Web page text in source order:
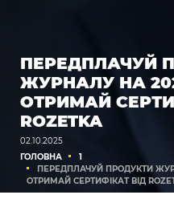
ПЕРЕДПЛАЧУЙ
ЖУРНАЛУ НА
ОТРИМАЙ
ROZETKA
02.10.2025
ГОЛОВНА
1
ПЕРЕДПЛАЧУЙ ПРОДУКТИ
ОТРИМАЙ СЕРТИФІКАТ ВІД